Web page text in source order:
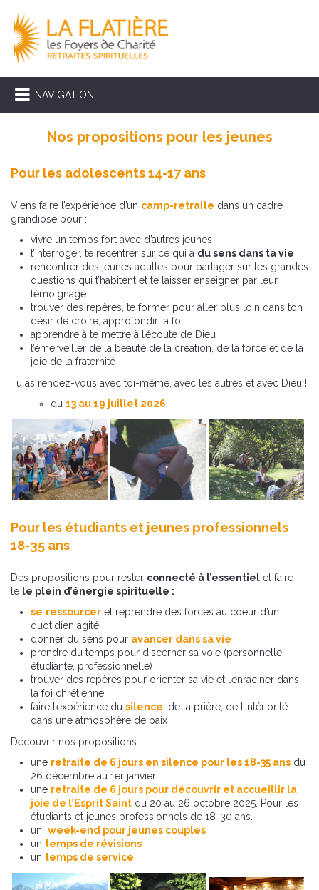
NAVIGATION
Nos propositions pour les jeunes
Pour les adolescents 14-17 ans
Viens faire l’expérience d’un camp-retraite dans un cadre
grandiose pour :
vivre un temps fort avec d’autres jeunes
t’interroger, te recentrer sur ce qui a du sens dans ta vie
rencontrer des jeunes adultes pour partager sur les grandes
questions qui t’habitent et te laisser enseigner par leur
témoignage
trouver des repères, te former pour aller plus loin dans ton
désir de croire, approfondir ta foi
apprendre à te mettre à l’écoute de Dieu
t’émerveiller de la beauté de la création, de la force et de la
joie de la fraternité
Tu as rendez-vous avec toi-même, avec les autres et avec Dieu !
du 13 au 19 juillet 2026
Pour les étudiants et jeunes professionnels
18-35 ans
Des propositions pour rester connecté à l’essentiel et faire
le le plein d’énergie spirituelle :
se ressourcer et reprendre des forces au coeur d’un
quotidien agité
donner du sens pour avancer dans sa vie
prendre du temps pour discerner sa voie (personnelle,
étudiante, professionnelle)
trouver des repères pour orienter sa vie et l’enraciner dans
la foi chrétienne
faire l’expérience du silence , de la prière, de l’intériorité
dans une atmosphère de paix
Découvrir nos propositions :
une retraite de 6 jours en silence pour les 18-35 ans du
26 décembre au 1er janvier
une retraite de 6 jours pour découvrir et accueillir la
joie de l’Esprit Saint du 20 au 26 octobre 2025. Pour les
étudiants et jeunes professionnels de 18-30 ans.
un week-end pour jeunes couples
un temps de révisions
un temps de service